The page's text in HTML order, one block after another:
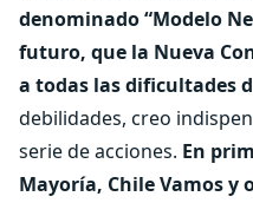
denominado “Modelo
futuro, que la Nueva
a todas las dificultades
debilidades, creo
serie de acciones. En
Mayoría, Chile Vamos